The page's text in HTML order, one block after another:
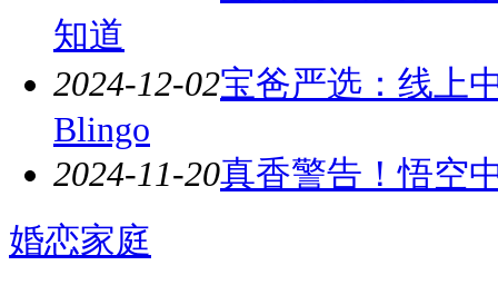
知道
2024-12-02宝爸严选：线上
Blingo
2024-11-20真香警告！悟空
婚恋家庭